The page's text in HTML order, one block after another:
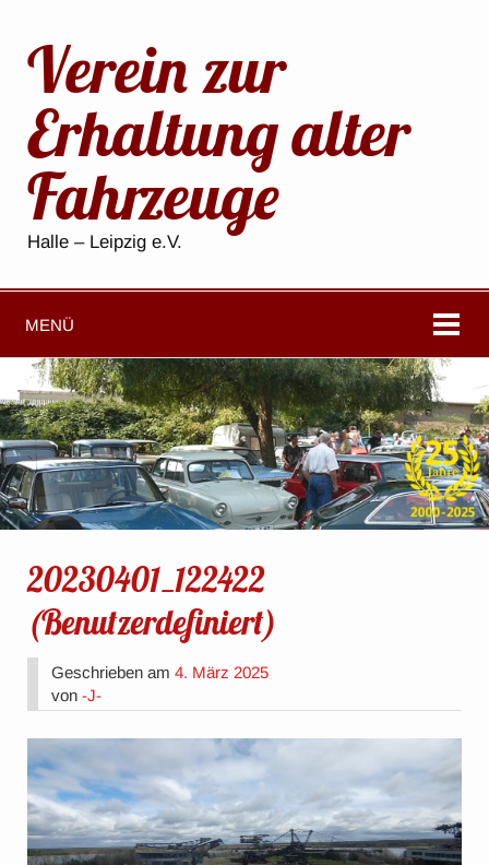
Verein zur
Erhaltung alter
Fahrzeuge
Halle – Leipzig e.V.
MENÜ
20230401_122422
(Benutzerdefiniert)
Geschrieben am4. März 2025
von-J-